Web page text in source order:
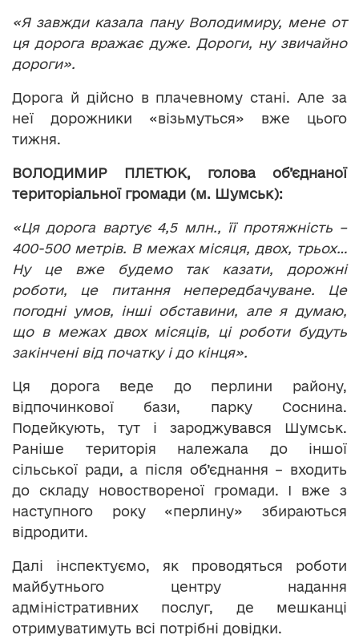
«Я завжди казала пану Володимиру, мене от
ця дорога вражає дуже. Дороги, ну звичайно
дороги».
Дорога й дійсно в плачевному стані. Але за
неї дорожники «візьмуться» вже цього
тижня.
ВОЛОДИМИР ПЛЕТЮК, голова об’єднаної
територіальної громади (м. Шумськ):
«Ця дорога вартує 4,5 млн., її протяжність –
400-500 метрів. В межах місяця, двох, трьох…
Ну це вже будемо так казати, дорожні
роботи, це питання непередбачуване. Це
погодні умов, інші обставини, але я думаю,
що в межах двох місяців, ці роботи будуть
закінчені від початку і до кінця».
Ця дорога веде до перлини району,
відпочинкової бази, парку Соснина.
Подейкують, тут і зароджувався Шумськ.
Раніше територія належала до іншої
сільської ради, а після об’єднання – входить
до складу новоствореної громади. І вже з
наступного року «перлину» збираються
відродити.
Далі інспектуємо, як проводяться роботи
майбутнього центру надання
адміністративних послуг, де мешканці
отримуватимуть всі потрібні довідки.